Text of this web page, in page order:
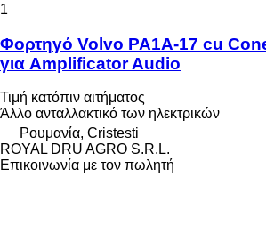
1
Φορτηγό Volvo PA1A-17 cu
για Amplificator Audio
Τιμή κατόπιν αιτήματος
Άλλο ανταλλακτικό των ηλεκτρικών
Ρουμανία, Cristesti
ROYAL DRU AGRO S.R.L.
Επικοινωνία με τον πωλητή